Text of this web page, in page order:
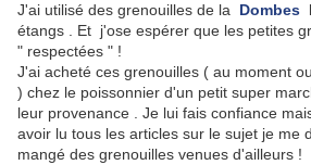
J'ai utilisé des grenouilles de la
Dombes
étangs . Et j'ose espérer que les petites
" respectées " !
J'ai acheté ces grenouilles ( au moment
) chez le poissonnier d'un petit super
leur provenance . Je lui fais confiance
avoir lu tous les articles sur le sujet je me
mangé des grenouilles venues d'ailleurs !